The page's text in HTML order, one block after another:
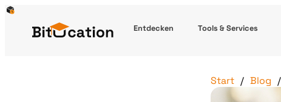
Entdecken Tools & Services
Start Blog